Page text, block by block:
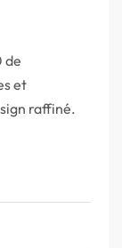
de
et
raffiné.